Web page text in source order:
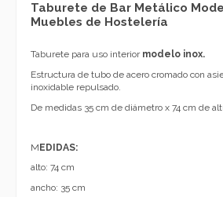
Taburete de Bar Metálico
Muebles de Hostelería
Taburete para uso interior modelo inox.
Estructura de tubo de acero cromado con
inoxidable repulsado.
De medidas 35 cm de diámetro x 74 cm de
MEDIDAS:
alto: 74 cm
ancho: 35 cm